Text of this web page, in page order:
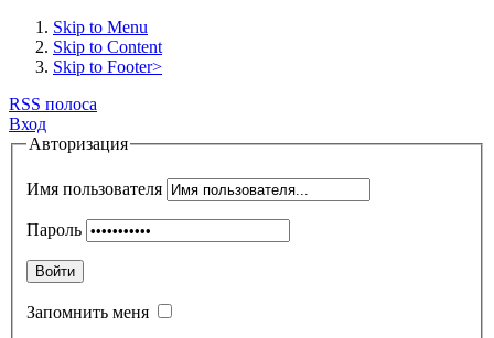
Skip to Menu
Skip to Content
Skip to Footer>
RSS полоса
Вход
Авторизация
Имя пользователя
Пароль
Войти
Запомнить меня